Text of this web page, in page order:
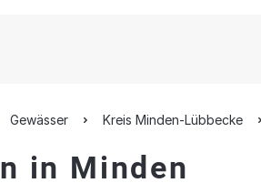
Gewässer Kreis Minden-Lübbecke
in Minden